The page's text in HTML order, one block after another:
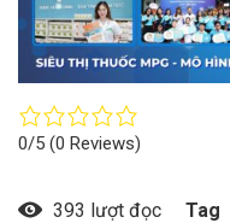
0/5 (0 Reviews)
393 lượt đọc Tag